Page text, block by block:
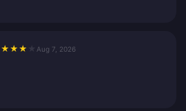
★ ★ ★ Aug 7, 2026